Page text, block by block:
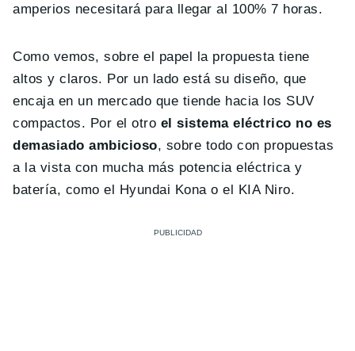
amperios necesitará para llegar al 100% 7 horas.
Como vemos, sobre el papel la propuesta tiene
altos y claros. Por un lado está su diseño, que
encaja en un mercado que tiende hacia los SUV
compactos. Por el otro el sistema eléctrico no es
demasiado ambicioso, sobre todo con propuestas
a la vista con mucha más potencia eléctrica y
batería, como el Hyundai Kona o el KIA Niro.